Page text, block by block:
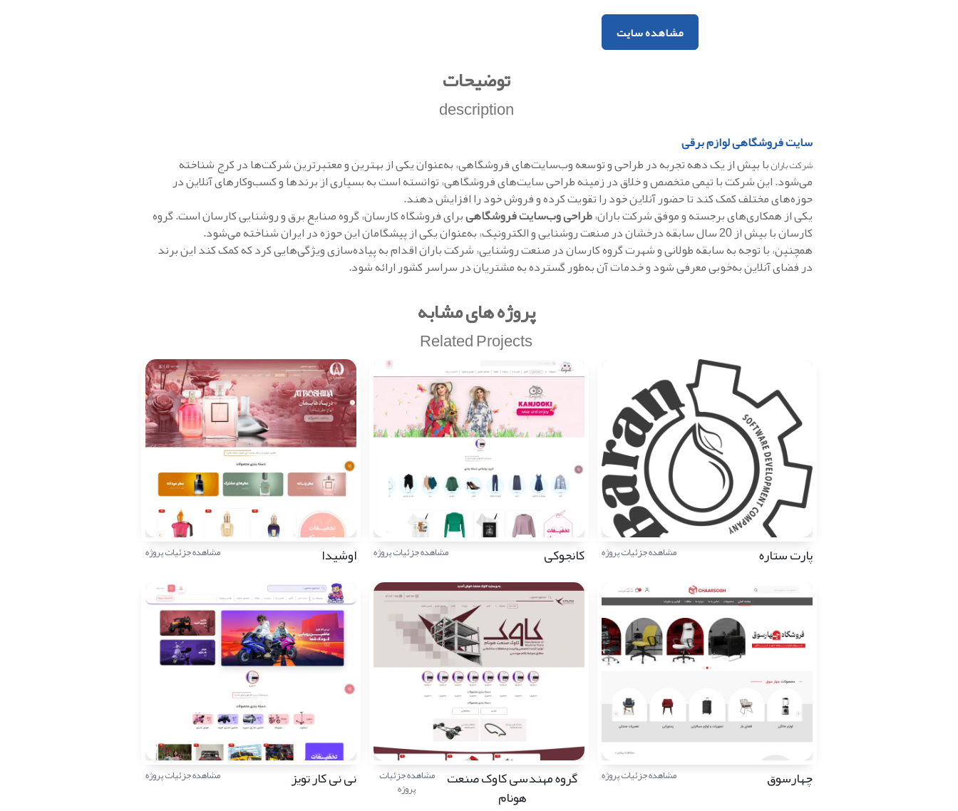
مشاهده سایت
توضیحات
description
سایت فروشگاهی لوازم برقی
شرکت بارانبا بیش از یک دهه تجربه در طراحی و توسعه وب‌سایت‌های فروشگاهی، به‌عنوان یکی از بهترین و معتبرترین شرکت‌ها در کرج شناخته
می‌شود. این شرکت با تیمی متخصص و خلاق در زمینه طراحی سایت‌های فروشگاهی، توانسته است به بسیاری از برندها و کسب‌وکارهای آنلاین در
حوزه‌های مختلف کمک کند تا حضور آنلاین خود را تقویت کرده و فروش خود را افزایش دهند.
یکی از همکاری‌های برجسته و موفق شرکت باران،طراحی وب‌سایت فروشگاهیبرای فروشگاه کارسان، گروه صنایع برق و روشنایی کارسان است. گروه
کارسان با بیش از 20 سال سابقه درخشان در صنعت روشنایی و الکترونیک، به‌عنوان یکی از پیشگامان این حوزه در ایران شناخته می‌شود.
همچنین، با توجه به سابقه طولانی و شهرت گروه کارسان در صنعت روشنایی، شرکت باران اقدام به پیاده‌سازی ویژگی‌هایی کرد که کمک کند این برند
در فضای آنلاین به‌خوبی معرفی شود و خدمات آن به‌طور گسترده به مشتریان در سراسر کشور ارائه شود.
پروژه های مشابه
Related Projects
پارت ستاره مشاهده جزئیات پروژه کانجوکی مشاهده جزئیات پروژه اوشیدا مشاهده جزئیات پروژه
چهارسوق مشاهده جزئیات پروژه گروه مهندسی کاوک صنعت
هونام
مشاهده جزئیات
پروژه نی نی کار تویز مشاهده جزئیات پروژه